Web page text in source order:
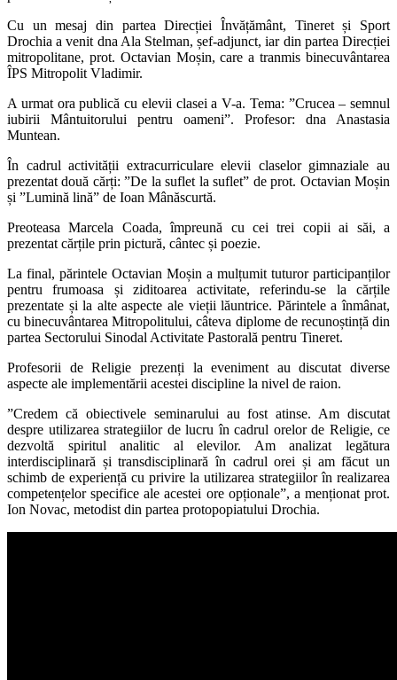
Cu un mesaj din partea Direcției Învățământ, Tineret și Sport
Drochia a venit dna Ala Stelman, șef-adjunct, iar din partea Direcției
mitropolitane, prot. Octavian Moșin, care a tranmis binecuvântarea
ÎPS Mitropolit Vladimir.
A urmat ora publică cu elevii clasei a V-a. Tema: ”Crucea – semnul
iubirii Mântuitorului pentru oameni”. Profesor: dna Anastasia
Muntean.
În cadrul activității extracurriculare elevii claselor gimnaziale au
prezentat două cărți: ”De la suflet la suflet” de prot. Octavian Moșin
și ”Lumină lină” de Ioan Mânăscurtă.
Preoteasa Marcela Coada, împreună cu cei trei copii ai săi, a
prezentat cărțile prin pictură, cântec și poezie.
La final, părintele Octavian Moșin a mulțumit tuturor participanților
pentru frumoasa și ziditoarea activitate, referindu-se la cărțile
prezentate și la alte aspecte ale vieții lăuntrice. Părintele a înmânat,
cu binecuvântarea Mitropolitului, câteva diplome de recunoștință din
partea Sectorului Sinodal Activitate Pastorală pentru Tineret.
Profesorii de Religie prezenți la eveniment au discutat diverse
aspecte ale implementării acestei discipline la nivel de raion.
”Credem că obiectivele seminarului au fost atinse. Am discutat
despre utilizarea strategiilor de lucru în cadrul orelor de Religie, ce
dezvoltă spiritul analitic al elevilor. Am analizat legătura
interdisciplinară și transdisciplinară în cadrul orei și am făcut un
schimb de experiență cu privire la utilizarea strategiilor în realizarea
competențelor specifice ale acestei ore opționale”, a menționat prot.
Ion Novac, metodist din partea protopopiatului Drochia.